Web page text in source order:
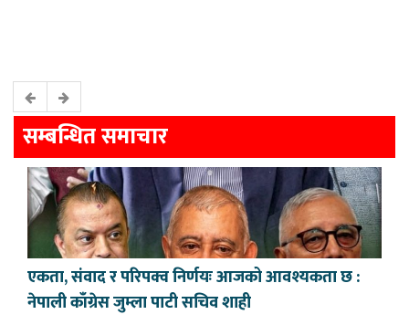
सम्बन्धित समाचार
एकता, संवाद र परिपक्व निर्णयः आजको आवश्यकता छ :
नेपाली काँग्रेस जुम्ला पाटी सचिव शाही